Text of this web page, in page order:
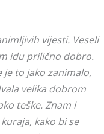
vijesti. Veseli
idu prilično dobro.
je to jako zanimalo,
velika dobrom
teške. Znam i
kako bi se